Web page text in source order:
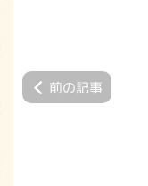
前の記事